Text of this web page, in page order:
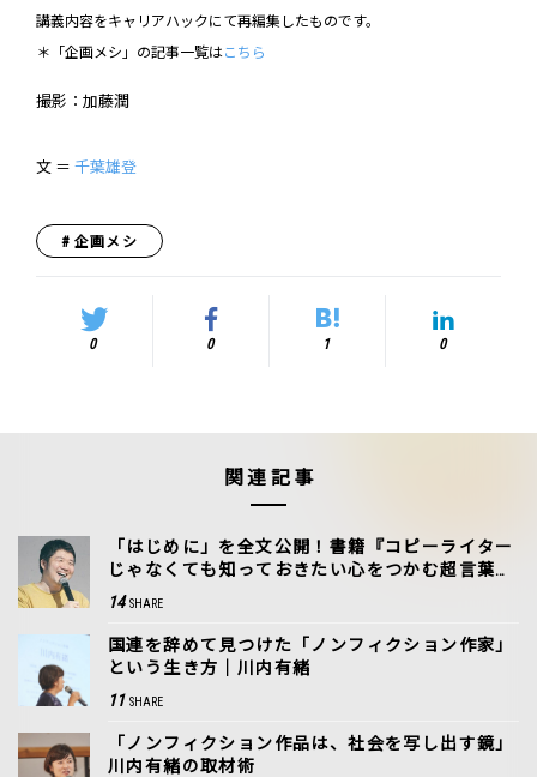
講義内容をキャリアハックにて再編集したものです。
＊「企画メシ」の記事一覧はこちら
撮影：加藤潤
文 ＝ 千葉雄登
企画メシ
0 0 1 0
関連記事
「はじめに」を全文公開！書籍『コピーライター
じゃなくても知っておきたい心をつかむ超言葉
術』阿部広太郎
14 SHARE
国連を辞めて見つけた「ノンフィクション作家」
という生き方｜川内有緒
11 SHARE
「ノンフィクション作品は、社会を写し出す鏡」
川内有緒の取材術